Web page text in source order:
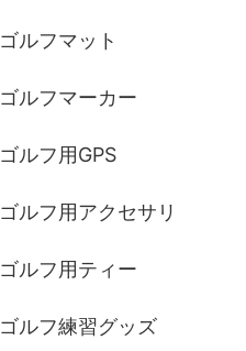
ゴルフマット
ゴルフマーカー
ゴルフ用GPS
ゴルフ用アクセサリ
ゴルフ用ティー
ゴルフ練習グッズ